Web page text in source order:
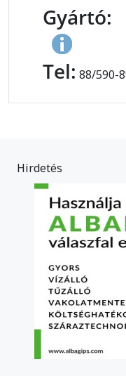
Gyártó:
Tel: 88/590-
Hirdetés